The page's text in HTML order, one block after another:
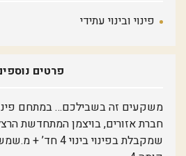
פינוי ובינוי עתידי
פרטים
משקעים זה בשבילכם… במתחם
שמקבלת בפינוי